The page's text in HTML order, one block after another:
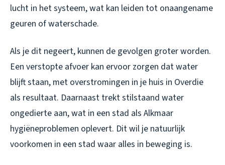
lucht in het systeem, wat kan leiden tot onaangename
geuren of waterschade.
Als je dit negeert, kunnen de gevolgen groter worden.
Een verstopte afvoer kan ervoor zorgen dat water
blijft staan, met overstromingen in je huis in Overdie
als resultaat. Daarnaast trekt stilstaand water
ongedierte aan, wat in een stad als Alkmaar
hygiëneproblemen oplevert. Dit wil je natuurlijk
voorkomen in een stad waar alles in beweging is.